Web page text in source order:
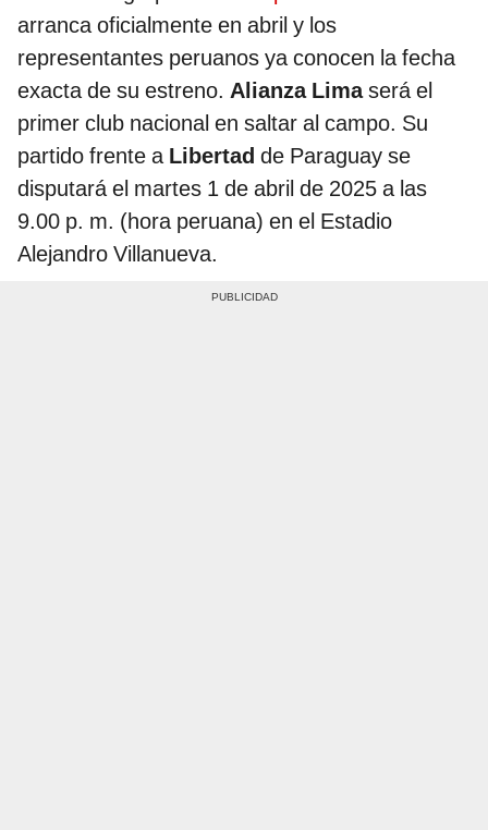
arranca oficialmente en abril y los
representantes peruanos ya conocen la fecha
exacta de su estreno. Alianza Limaserá el
primer club nacional en saltar al campo. Su
partido frente a Libertad de Paraguay se
disputará el martes 1 de abril de 2025 a las
9.00 p. m. (hora peruana) en el Estadio
Alejandro Villanueva.